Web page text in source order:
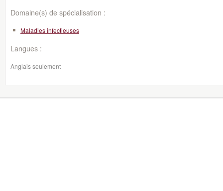
Domaine(s) de spécialisation :
Maladies infectieuses
Langues :
Anglais seulement